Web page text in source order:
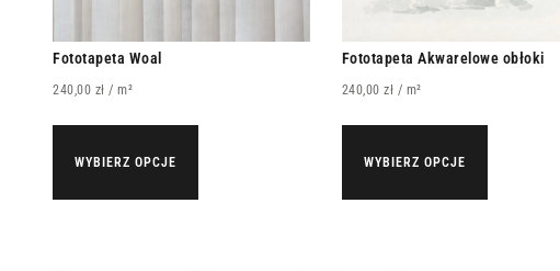
Fototapeta Woal
240,00 zł / m²
WYBIERZ OPCJE
Fototapeta Akwarelowe obłoki
240,00zł / m²
WYBIERZ OPCJE